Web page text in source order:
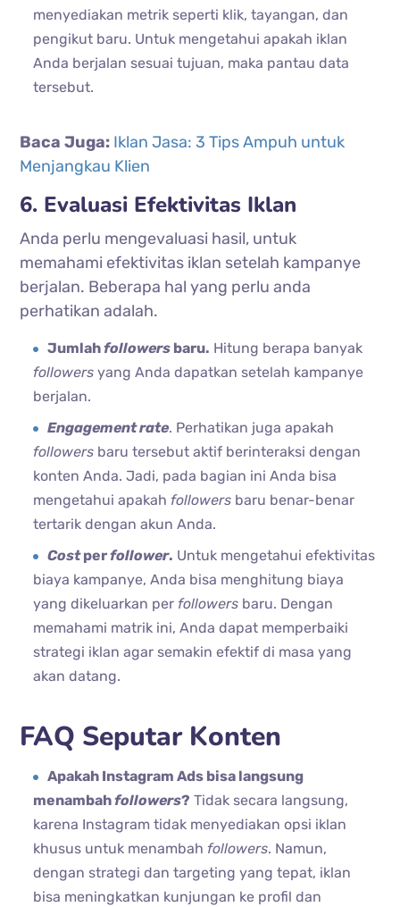
menyediakan metrik seperti klik, tayangan, dan
pengikut baru. Untuk mengetahui apakah iklan
Anda berjalan sesuai tujuan, maka pantau data
tersebut.
Baca Juga: Iklan Jasa: 3 Tips Ampuh untuk
Menjangkau Klien
6. Evaluasi Efektivitas Iklan
Anda perlu mengevaluasi hasil, untuk
memahami efektivitas iklan setelah kampanye
berjalan. Beberapa hal yang perlu anda
perhatikan adalah.
Jumlahfollowers baru. Hitung berapa banyak
followers yang Anda dapatkan setelah kampanye
berjalan.
Engagement rate. Perhatikan juga apakah
followers baru tersebut aktif berinteraksi dengan
konten Anda. Jadi, pada bagian ini Anda bisa
mengetahui apakah followers baru benar-benar
tertarik dengan akun Anda.
Costperfollower. Untuk mengetahui efektivitas
biaya kampanye, Anda bisa menghitung biaya
yang dikeluarkan per followers baru. Dengan
memahami matrik ini, Anda dapat memperbaiki
strategi iklan agar semakin efektif di masa yang
akan datang.
FAQ Seputar Konten
Apakah Instagram Ads bisa langsung
menambahfollowers? Tidak secara langsung,
karena Instagram tidak menyediakan opsi iklan
khusus untuk menambah followers. Namun,
dengan strategi dan targeting yang tepat, iklan
bisa meningkatkan kunjungan ke profil dan